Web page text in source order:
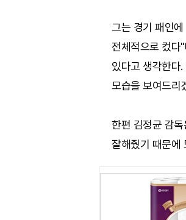
그는 경기 패인
전체적으로 컸다
있다고 생각한다
모습을 보여드리
한편 김정균 감
잘해줬기 때문에